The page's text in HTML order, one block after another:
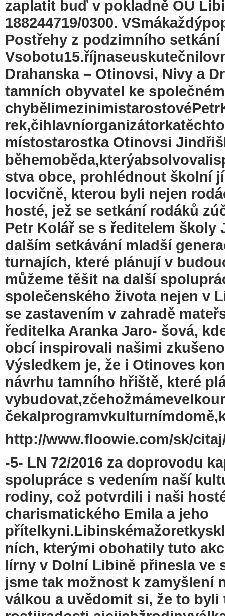
zaplatit buď v pokladně OÚ
188244719/0300.
Postřehy z podzimního setkání
Drahanska – Otinovsi, Nivy a
tamních obyvatel ke
místostarostka Otinovsi
stva obce, prohlédnout školní
locvičně, kterou byli nejen
hosté, jež se setkání rodáků
Petr Kolář se s ředitelem školy
dalším setkávání mladší
turnajích, které plánují v
můžeme těšit na další
společenského života nejen v
se zastavením v zahradě
ředitelka Aranka Jaro- šová,
obcí inspirovali našimi
Výsledkem je, že i Otinoves
návrhu tamního hřiště, které
http://www.floowie.com/sk/
-5- LN 72/2016 za doprovodu
spolupráce s vedením naší
rodiny, což potvrdili i naši
charismatického Emila a jeho
ních, kterými obohatily tuto
lírny v Dolní Libině přinesla ve
jsme tak možnost k zamyšlení
válkou a uvědomit si, že to